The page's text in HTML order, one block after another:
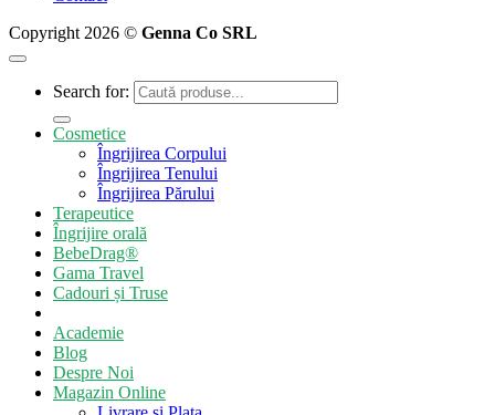
Copyright 2026 © Genna Co SRL
Search for:
Cosmetice
Îngrijirea Corpului
Îngrijirea Tenului
Îngrijirea Părului
Terapeutice
Îngrijire orală
BebeDrag®
Gama Travel
Cadouri și Truse
Academie
Blog
Despre Noi
Magazin Online